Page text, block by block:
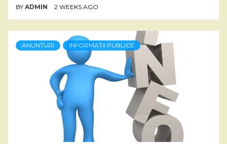
BY ADMIN 2 WEEKS AGO
ANUNȚURI INFORMAȚII PUBLICE